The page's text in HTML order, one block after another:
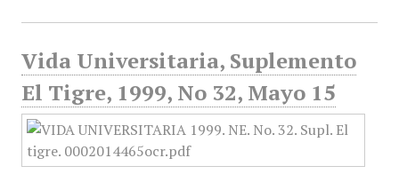
Vida Universitaria, Suplemento
El Tigre, 1999, No 32, Mayo 15